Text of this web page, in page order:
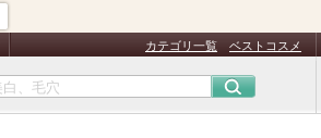
カテゴリ一覧 ベストコスメ